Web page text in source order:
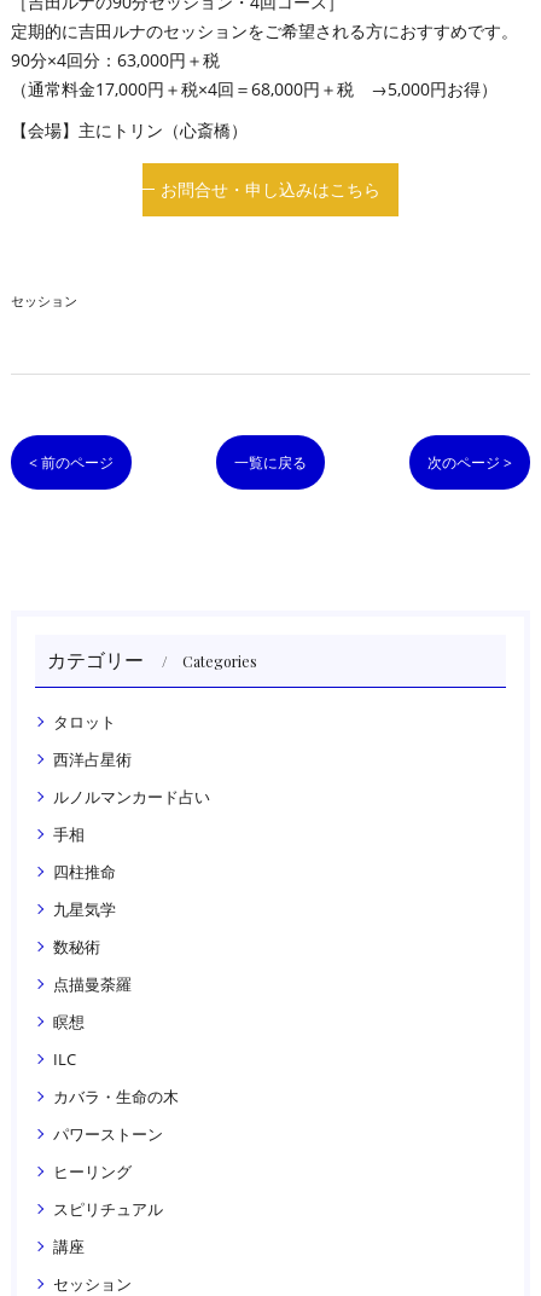
定期的に吉田ルナのセッションをご希望される方におすすめです。
90分×4回分：63,000円＋税
（通常料金17,000円＋税×4回＝68,000円＋税 →5,000円お得）
【会場】主にトリン（心斎橋）
お問合せ・申し込みはこちら
セッション
< 前のページ 一覧に戻る 次のページ >
カテゴリー Categories
タロット
西洋占星術
ルノルマンカード占い
手相
四柱推命
九星気学
数秘術
点描曼荼羅
瞑想
ILC
カバラ・生命の木
パワーストーン
ヒーリング
スピリチュアル
講座
セッション